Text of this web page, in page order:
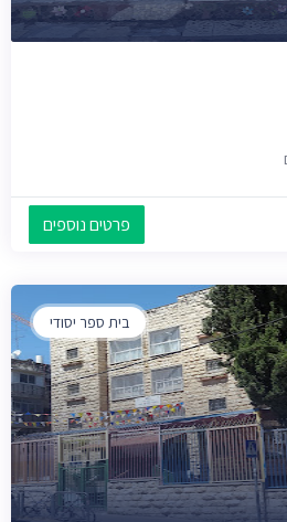
פרטים נוספים
בית ספר יסודי